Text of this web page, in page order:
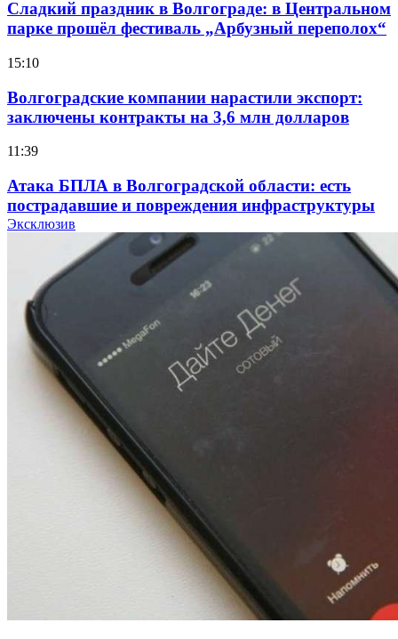
Сладкий праздник в Волгограде: в Центральном
парке прошёл фестиваль „Арбузный переполох“
15:10
Волгоградские компании нарастили экспорт:
заключены контракты на 3,6 млн долларов
11:39
Атака БПЛА в Волгоградской области: есть
пострадавшие и повреждения инфраструктуры
Волгоградские вузы в топе зарплатного
рейтинга: ВолгГТУ и ВолгГМУ вошли в топ‑15
для химической отрасли и фармацевтики
18:39
В Красноармейском районе Волгограда стартует
конкурс на ремонт моста через Волго‑Донской
судоходный канал
Фестиваль #ТриЧетыре в Волгограде пройдёт
11–13 сентября в рамках Года единства народов
Эксклюзив